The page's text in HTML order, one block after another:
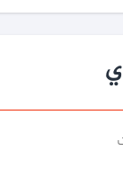
على